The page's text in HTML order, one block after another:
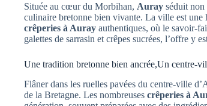
Située au cœur du Morbihan, Auray séduit non
culinaire bretonne bien vivante. La ville est
crêperies à Auray authentiques, où le savoir-
galettes de sarrasin et crêpes sucrées, l’offre y
Une tradition bretonne bien ancrée,Un centre-
Flâner dans les ruelles pavées du centre-ville
de la Bretagne. Les nombreuses crêperies à